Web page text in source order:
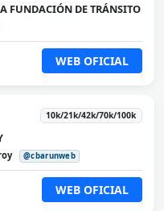
FUNDACIÓN DE TRÁNSITO
WEB OFICIAL
10k/21k/42k/70k/100k
@cbarunweb
WEB OFICIAL